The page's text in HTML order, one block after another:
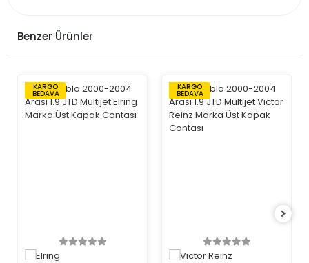
Benzer Ürünler
KARGO
BEDAVA
KARGO
BEDAVA